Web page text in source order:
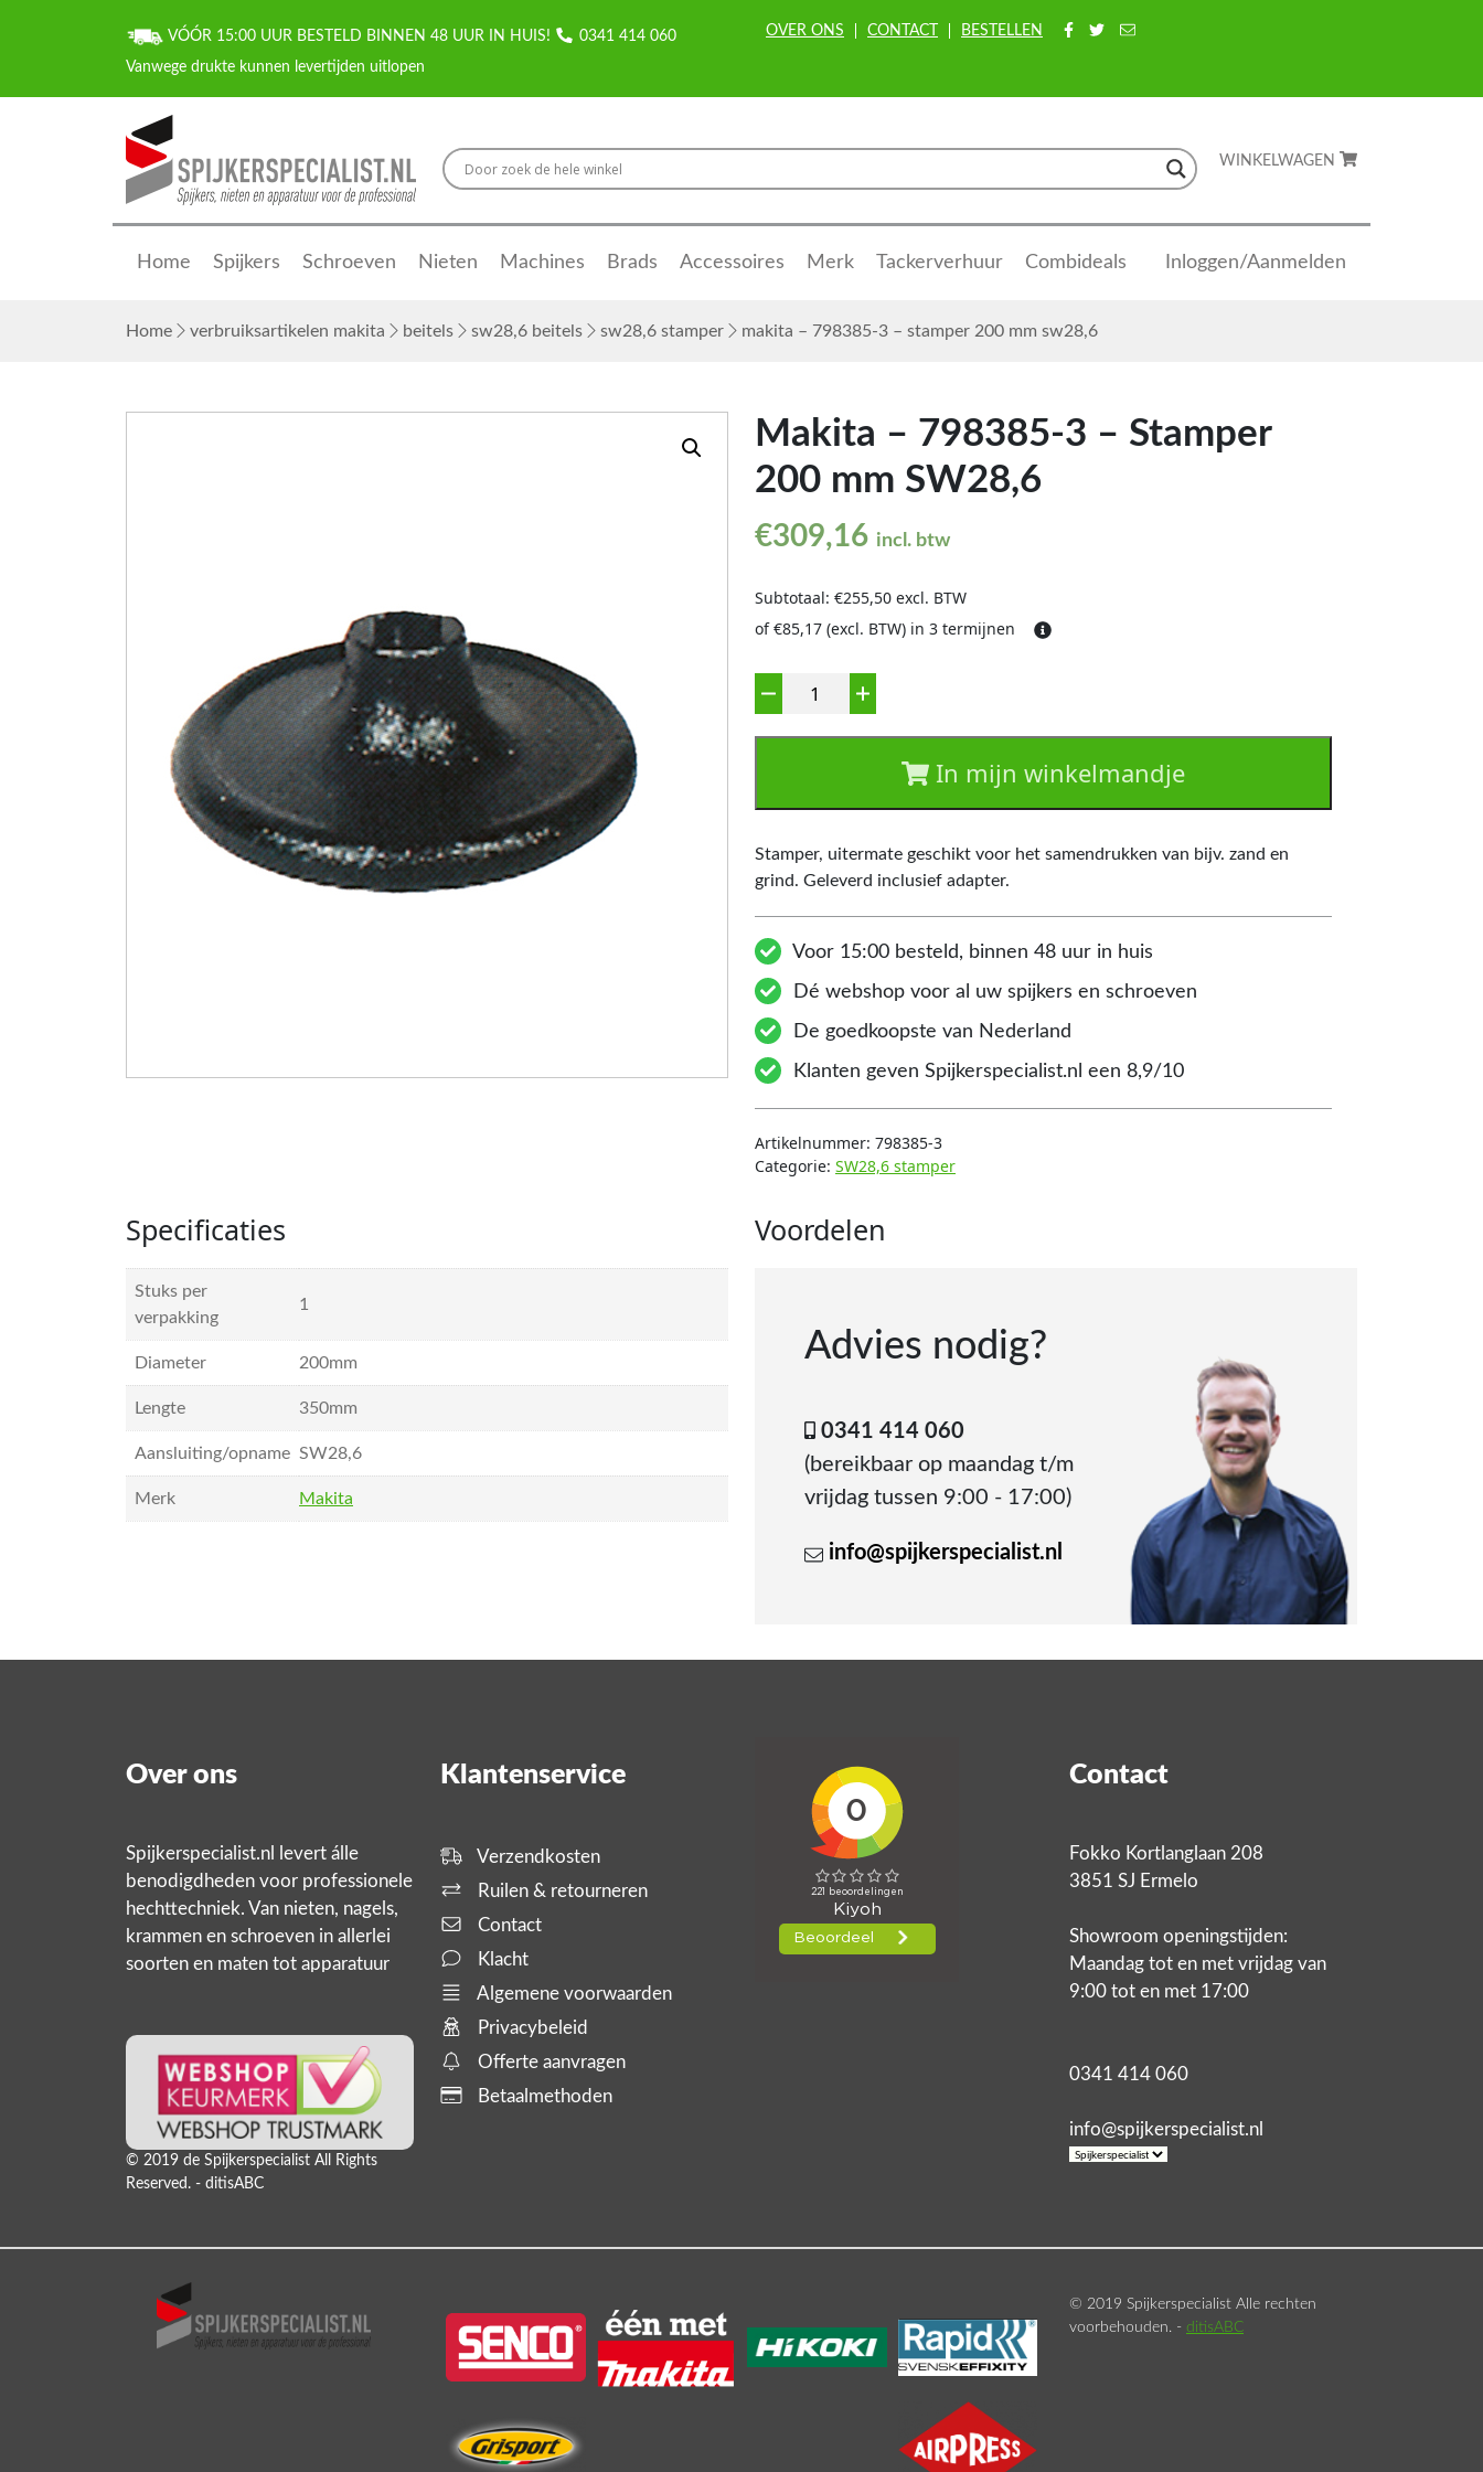
VÓÓR 15:00 UUR BESTELD BINNEN 48 UUR IN HUIS! 0341 414 060 OVER ONS CONTACT BESTELLEN
WINKELWAGEN
Home Spijkers Schroeven Nieten Machines Brads Accessoires Merk Tackerverhuur Combideals Inloggen/Aanmelden
Home verbruiksartikelen makita beitels sw28,6 beitels sw28,6 stamper makita – 798385-3 – stamper 200 mm sw28,6
Makita – 798385-3 – Stamper
200 mm SW28,6
€309,16 incl. btw
Subtotaal: €255,50 excl. BTW
of €85,17 (excl. BTW) in 3 termijnen
Aantal
In mijn winkelmandje
Stamper, uitermate geschikt voor het samendrukken van bijv. zand en
grind. Geleverd inclusief adapter.
Voor 15:00 besteld, binnen 48 uur in huis
Dé webshop voor al uw spijkers en schroeven
De goedkoopste van Nederland
Klanten geven Spijkerspecialist.nl een 8,9/10
Artikelnummer: 798385-3
Categorie: SW28,6 stamper
Specificaties
Stuks per
verpakking
1
Diameter 200mm
Lengte 350mm
Aansluiting/opname SW28,6
Merk Makita
Voordelen
Advies nodig?
0341 414 060
(bereikbaar op maandag t/m
vrijdag tussen 9:00 - 17:00)
info@spijkerspecialist.nl
Over ons
Spijkerspecialist.nl levert álle
benodigdheden voor professionele
hechttechniek. Van nieten, nagels,
krammen en schroeven in allerlei
soorten en maten tot apparatuur
producten,
© 2019 de Spijkerspecialist All Rights
Reserved. - ditisABC
Klantenservice
Verzendkosten
Ruilen & retourneren
Contact
Klacht
Algemene voorwaarden
Privacybeleid
Offerte aanvragen
Betaalmethoden
Contact
Fokko Kortlanglaan 208
3851 SJ Ermelo
Showroom openingstijden:
Maandag tot en met vrijdag van
9:00 tot en met 17:00
0341 414 060
info@spijkerspecialist.nl
© 2019 Spijkerspecialist Alle rechten
voorbehouden. - ditisABC